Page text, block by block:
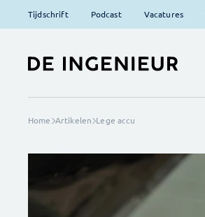
Tijdschrift Podcast Vacatures
Home Artikelen Lege accu